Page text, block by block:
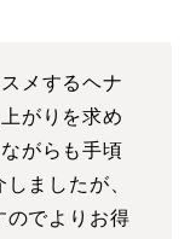
メするヘナ
がりを求め
がらも手頃
ましたが、
のでよりお得